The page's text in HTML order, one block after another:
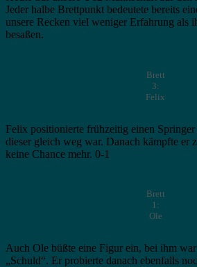
Jeder halbe Brettpunkt bedeutete bereits
unsere Recken viel weniger Erfahrung als
besaßen.
Brett
3:
Felix
Felix positionierte frühzeitig einen
dieser gleich weg war. Danach kämpfte er
keine Chance mehr. 0-1
Brett
1:
Ole
Auch Ole büßte eine Figur ein, bei ihm
„Schuld“. Er probierte danach ebenfalls